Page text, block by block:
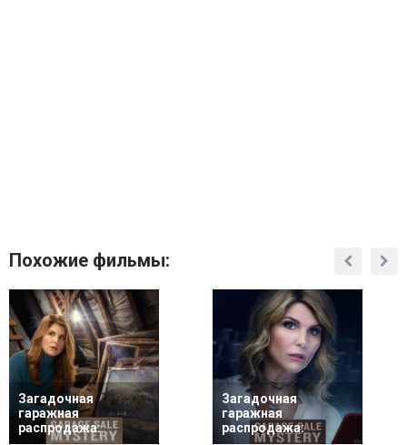
Похожие фильмы:
Загадочная
гаражная
распродажа:
Загадочная
гаражная
распродажа: